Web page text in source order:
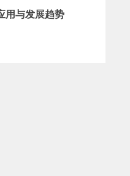
用与发展趋势